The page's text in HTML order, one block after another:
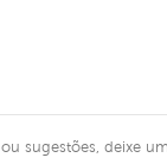
sugestões, deixe